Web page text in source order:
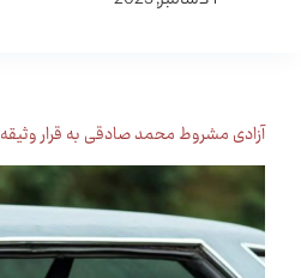
آزادی مشروط محمد صادقی به قرار وثیقه